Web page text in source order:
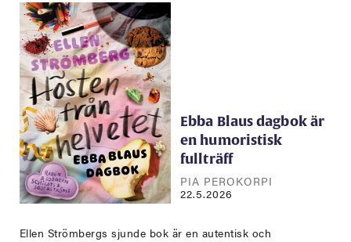
Ebba Blaus dagbok är
en humoristisk
fullträff
PIA PEROKORPI
22.5.2026
Ellen Strömbergs sjunde bok är en autentisk och